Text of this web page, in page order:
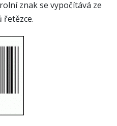
znak se vypočítává ze
řetězce.